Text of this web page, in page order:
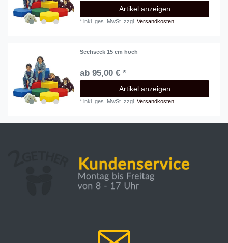
Artikel anzeigen
*inkl. ges. MwSt. zzgl.Versandkosten
Sechseck 15 cm hoch
ab 95,00 € *
Artikel anzeigen
*inkl. ges. MwSt. zzgl.Versandkosten